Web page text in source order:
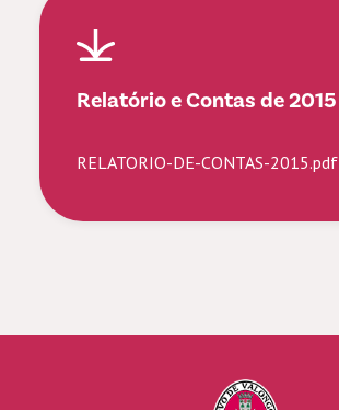
Relatório e Contas de 2015
RELATORIO-DE-CONTAS-2015.pdf